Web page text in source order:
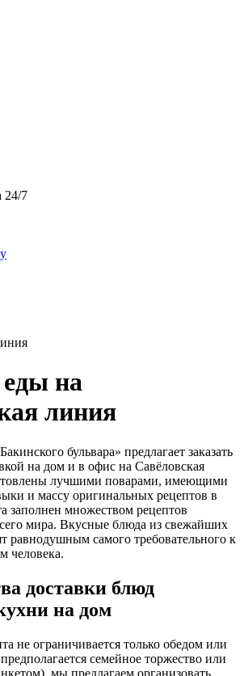
24/7
на
линия
бульвара» предлагает заказать
на дом и в офис на Савёловская
лучшими поварами, имеющими
и массу оригинальных рецептов в
заполнен множеством рецептов
мира. Вкусные блюда из свежайших
равнодушным самого требовательного к
человека.
доставки блюд
на дом
не ограничивается только обедом или
семейное торжество или
мы предлагаем организовать